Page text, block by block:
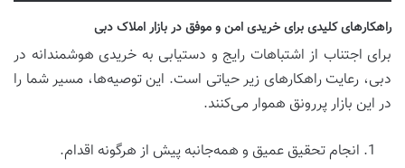
راهکارهای کلیدی برای خریدی امن و موفق در بازار املاک دبی
برای اجتناب از اشتباهات رایج و دستیابی به خریدی هوشمندانه در
دبی، رعایت راهکارهای زیر حیاتی است. این توصیه‌ها، مسیر شما را
در این بازار پررونق هموار می‌کنند.
انجام تحقیق عمیق و همه‌جانبه پیش از هرگونه اقدام.